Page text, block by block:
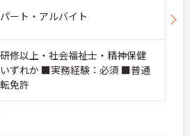
ート・アルバイト
修以上・社会福祉士・精神保健
ずれか ■実務経験：必須 ■普通
免許